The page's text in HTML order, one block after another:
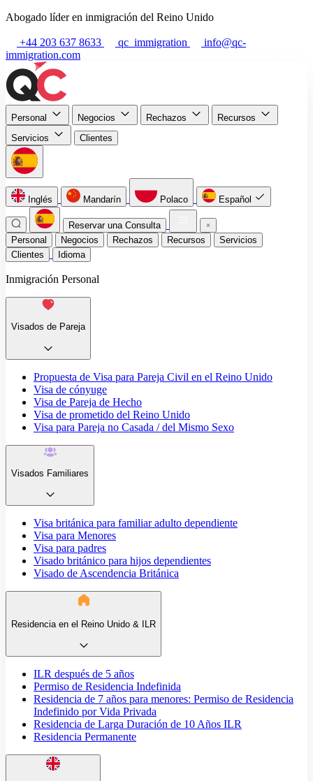
Abogado líder en inmigración del Reino Unido
+44 203 637 8633 qc_immigration
info@qc-
immigration.com
Personal Negocios Rechazos
Recursos
Servicios
Clientes
Inglés Mandarín Polaco Español
Reservar una Consulta
Personal
Negocios Rechazos Recursos
Servicios
Clientes
Idioma
Inmigración Personal
Visados de Pareja
Propuesta de Visa para Pareja Civil en el Reino Unido
Visa de cónyuge
Visa de Pareja de Hecho
Visa de prometido del Reino Unido
Visa para Pareja no Casada / del Mismo Sexo
Visados Familiares
Visa británica para familiar adulto dependiente
Visa para Menores
Visa para padres
Visado británico para hijos dependientes
Visado de Ascendencia Británica
Residencia en el Reino Unido & ILR
ILR después de 5 años
Permiso de Residencia Indefinida
Residencia de 7 años para menores: Permiso de Residencia
Indefinido por Vida Privada
Residencia de Larga Duración de 10 Años ILR
Residencia Permanente